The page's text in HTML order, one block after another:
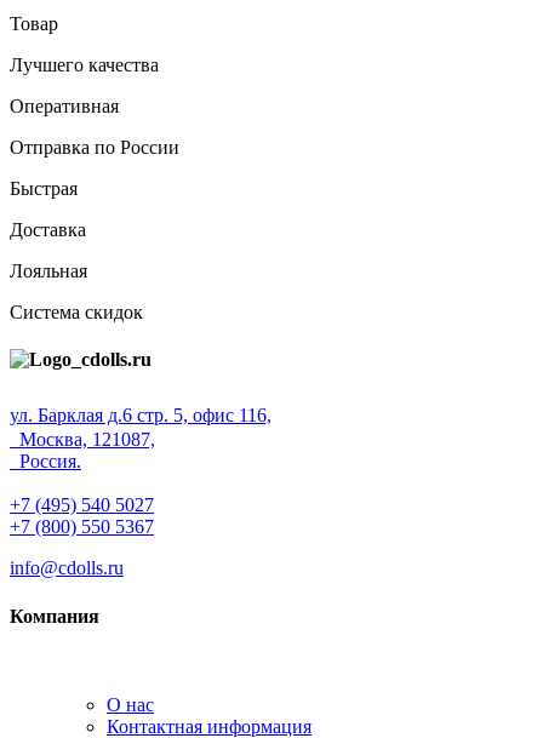
Товар
Лучшего качества
Оперативная
Отправка по России
Быстрая
Доставка
Лояльная
Система скидок
ул. Барклая д.6 стр. 5, офис 116,
Москва, 121087,
Россия.
+7 (495) 540 5027
+7 (800) 550 5367
info@cdolls.ru
Компания
О нас
Контактная информация